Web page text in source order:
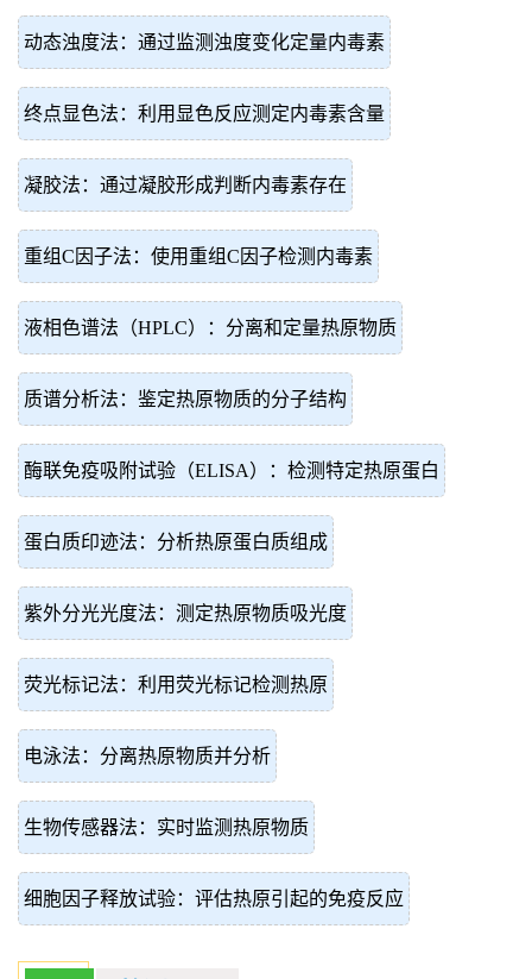
动态浊度法：通过监测浊度变化定量内毒素
终点显色法：利用显色反应测定内毒素含量
凝胶法：通过凝胶形成判断内毒素存在
重组C因子法：使用重组C因子检测内毒素
液相色谱法（HPLC）：分离和定量热原物质
质谱分析法：鉴定热原物质的分子结构
酶联免疫吸附试验（ELISA）：检测特定热原蛋白
蛋白质印迹法：分析热原蛋白质组成
紫外分光光度法：测定热原物质吸光度
荧光标记法：利用荧光标记检测热原
电泳法：分离热原物质并分析
生物传感器法：实时监测热原物质
细胞因子释放试验：评估热原引起的免疫反应